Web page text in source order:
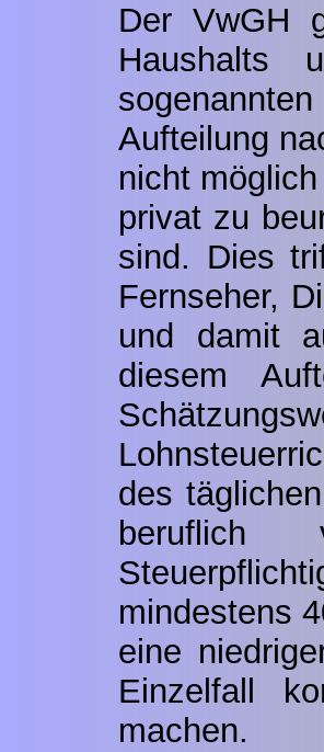
Der VwGH
Haushalts
Aufteilung
nicht
privat zu
sind. Dies
Fernseher,
und damit
diesem
des
beruflich
mindestens
eine
Einzelfall
machen.